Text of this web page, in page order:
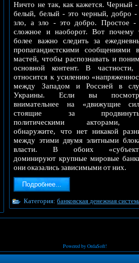
Ничто не так, как кажется. Черный -
белый, белый - это черный, добро -
зло, а зло - это добро. Простое -
сложное и наоборот. Вот почему
более важно следить за
пропагандистскими сообщениями
мастей, чтобы распознавать и
основной контент. В частности,
относится к усилению
между Западом и Россией в
Украины. Если вы
внимательнее на «движущие
стоящие за
политическими акторами,
обнаружите, что нет никакой
между этими двумя элитными
власти. В обоих
доминируют крупные мировые
они оказались зависимыми от них.
Подробнее...
Категория:банковская денежная
Powered by OrdaSoft!